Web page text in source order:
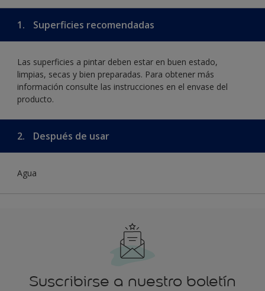
1. Superficies recomendadas
Las superficies a pintar deben estar en buen estado,
limpias, secas y bien preparadas. Para obtener más
información consulte las instrucciones en el envase del
producto.
2. Después de usar
Agua
Suscribirse a nuestro boletín